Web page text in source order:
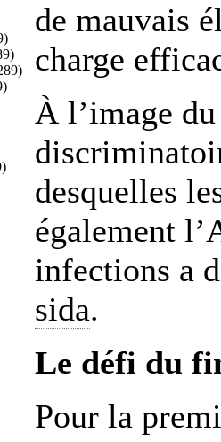
de mauvais
charge
À l’image
desquelles
également
infections a
sida.
Le défi du
Pour la